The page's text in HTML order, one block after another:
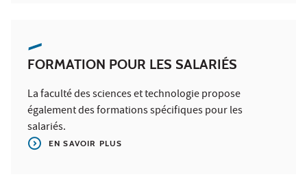
FORMATION POUR LES SALARIÉS
La faculté des sciences et technologie propose
également des formations spécifiques pour les
salariés.
EN SAVOIR PLUS